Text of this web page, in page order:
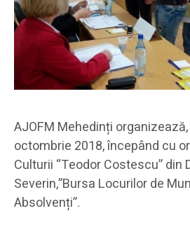
AJOFM Mehedinți
octombrie 2018, începând cu
Culturii “Teodor Costescu” din
Severin,”Bursa Locurilor de
Absolvenți”.